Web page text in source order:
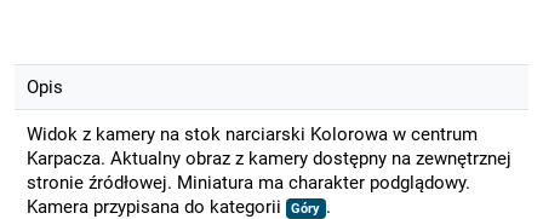
Opis
Widok z kamery na stok narciarski Kolorowa w centrum
Karpacza. Aktualny obraz z kamery dostępny na zewnętrznej
stronie źródłowej. Miniatura ma charakter podglądowy.
Kamera przypisana do kategorii
Góry .